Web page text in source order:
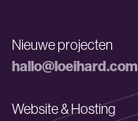
Nieuwe projecten
hallo@loeihard.com
Website & Hosting